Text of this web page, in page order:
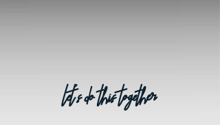
let´s do this together